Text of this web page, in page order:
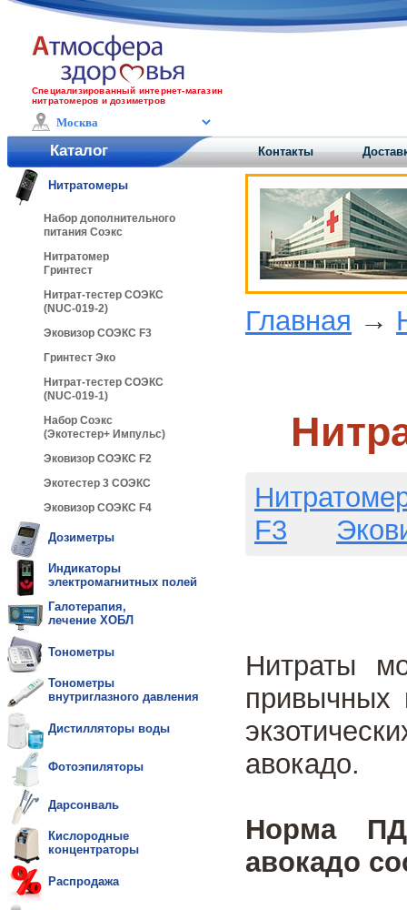
Специализированный интернет-магазин
нитратомеров и дозиметров
Каталог Контакты
Нитратомеры
Набор дополнительного
питания Соэкс
Нитратомер
Гринтест
Нитрат-тестер СОЭКС
(NUC-019-2)
Эковизор СОЭКС F3
Гринтест Эко
Нитрат-тестер СОЭКС
(NUC-019-1)
Набор Соэкс
(Экотестер+ Импульс)
Эковизор СОЭКС F2
Экотестер 3 СОЭКС
Эковизор СОЭКС F4
Дозиметры
Индикаторы
электромагнитных полей
Галотерапия,
лечение ХОБЛ
Тонометры
Тонометры
внутриглазного давления
Дистилляторы воды
Фотоэпиляторы
Дарсонваль
Кислородные
концентраторы
Распродажа
Главная →
F3
Нитраты
авокадо.
Норма
авокадо